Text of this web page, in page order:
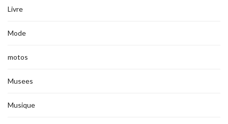
Livre
Mode
motos
Musees
Musique